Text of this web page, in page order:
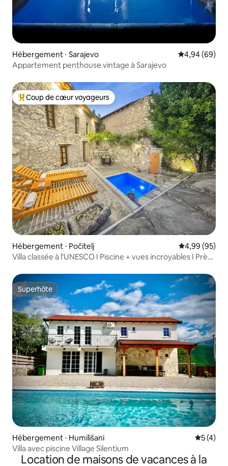
Hébergement ⋅ Sarajevo Évaluation
4,94 (69)
Appartement penthouse vintage à Sarajevo
Coups de cœur voyageurs les plus appréciés
Coup de cœur voyageurs
Hébergement ⋅ Počitelj Évaluation
4,99 (95)
Villa classée à l'UNESCO I Piscine + vues incroyables I Près
Superhôte
Superhôte
Hébergement ⋅ Humilišani
5 (4)
Villa avec piscine Village Silentium
Location de maisons de vacances à la